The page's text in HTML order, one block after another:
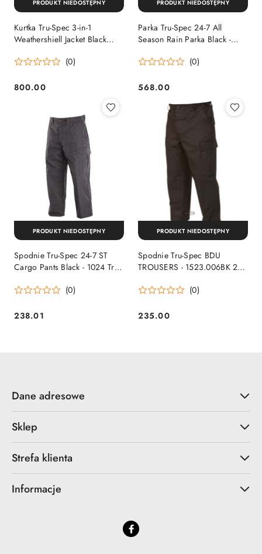
Kurtka Tru-Spec 3-in-1
Weathershiell Jacket Black
(0)
Cena:
800.00
PRODUKT NIEDOSTĘPNY
Parka Tru-Spec 24-7 All
Season Rain Parka Black -
(0)
Cena:
568.00
PRODUKT NIEDOSTĘPNY
Spodnie Tru-Spec 24-7 ST
Cargo Pants Black - 1024 Tru-
(0)
Cena:
238.01
PRODUKT NIEDOSTĘPNY
Spodnie Tru-Spec BDU
TROUSERS - 1523.006BK 2LX
(0)
Cena:
235.00
PRODUKT NIEDOSTĘPNY
Dane adresowe
Sklep
Strefa klienta
Informacje